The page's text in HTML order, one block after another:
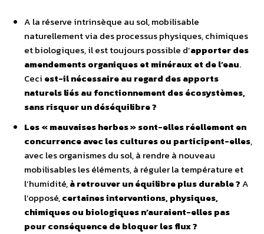
A la réserve intrinsèque au sol, mobilisable
naturellement via des processus physiques, chimiques
et biologiques, il est toujours possible d’apporter des
amendements organiques et minéraux et de l’eau.
Ceci est-il nécessaire au regard des apports
naturels liés au fonctionnement des écosystèmes,
sans risquer un déséquilibre ?
Les « mauvaises herbes » sont-elles réellement en
concurrence avec les culturesou participent-elles,
avec les organismes du sol, à rendre à nouveau
mobilisables les éléments, à réguler la température et
l’humidité,à retrouver un équilibre plus durable ?A
l’opposé,certaines interventions, physiques,
chimiques ou biologiques n’auraient-elles pas
pour conséquence de bloquer les flux ?